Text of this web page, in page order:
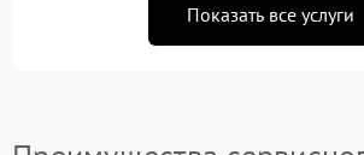
Показать все услуги